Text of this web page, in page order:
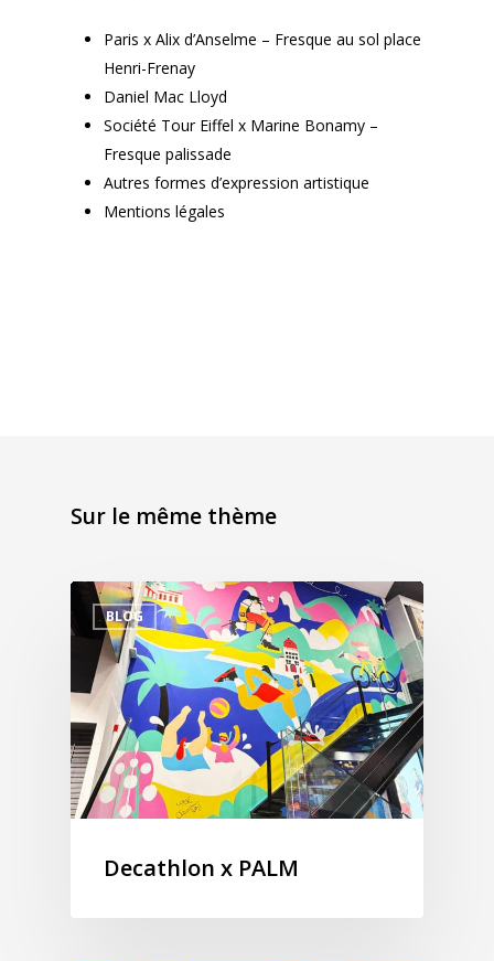
Paris x Alix d’Anselme – Fresque au sol place
Henri-Frenay
Daniel Mac Lloyd
Société Tour Eiffel x Marine Bonamy –
Fresque palissade
Autres formes d’expression artistique
Mentions légales
Sur le même thème
BLOG
Decathlon x PALM